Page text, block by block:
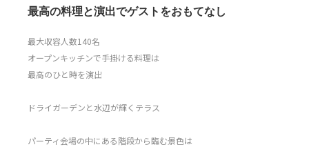
最高の料理と演出でゲストをおもてなし
最大収容人数140名
オープンキッチンで手掛ける料理は
最高のひと時を演出
ドライガーデンと水辺が輝くテラス
パーティ会場の中にある階段から臨む景色は